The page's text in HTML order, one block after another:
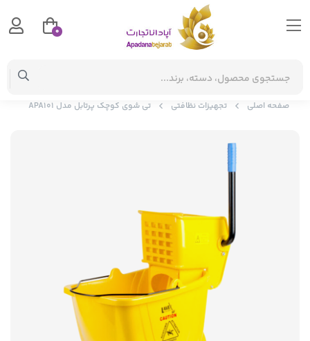
صفحه اصلی تجهیزات نظافتی تی شوی کوچک پرتابل مدل APA101
0